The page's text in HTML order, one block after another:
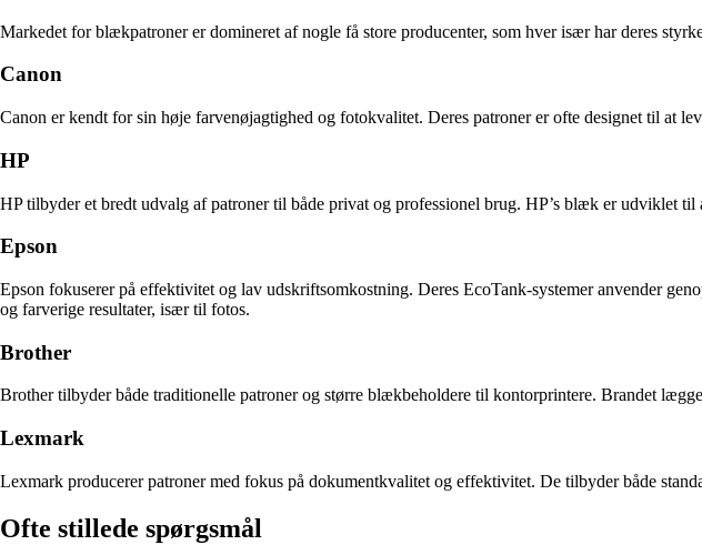
Markedet for blækpatroner er domineret af nogle få store producenter, som hver især har deres
Canon
Canon er kendt for sin høje farvenøjagtighed og fotokvalitet. Deres patroner er ofte designet til at
HP
HP tilbyder et bredt udvalg af patroner til både privat og professionel brug. HP’s blæk er udviklet
Epson
Epson fokuserer på effektivitet og lav udskriftsomkostning. Deres EcoTank-systemer anvender
og farverige resultater, især til fotos.
Brother
Brother tilbyder både traditionelle patroner og større blækbeholdere til kontorprintere. Brandet
Lexmark
Lexmark producerer patroner med fokus på dokumentkvalitet og effektivitet. De tilbyder både
Ofte stillede spørgsmål